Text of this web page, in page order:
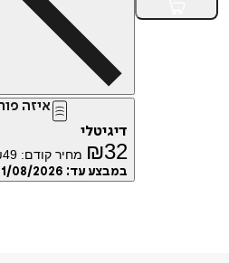
איזה
דיגיטלי
₪32 מחיר קודם:49
במבצע עד: 08/2026